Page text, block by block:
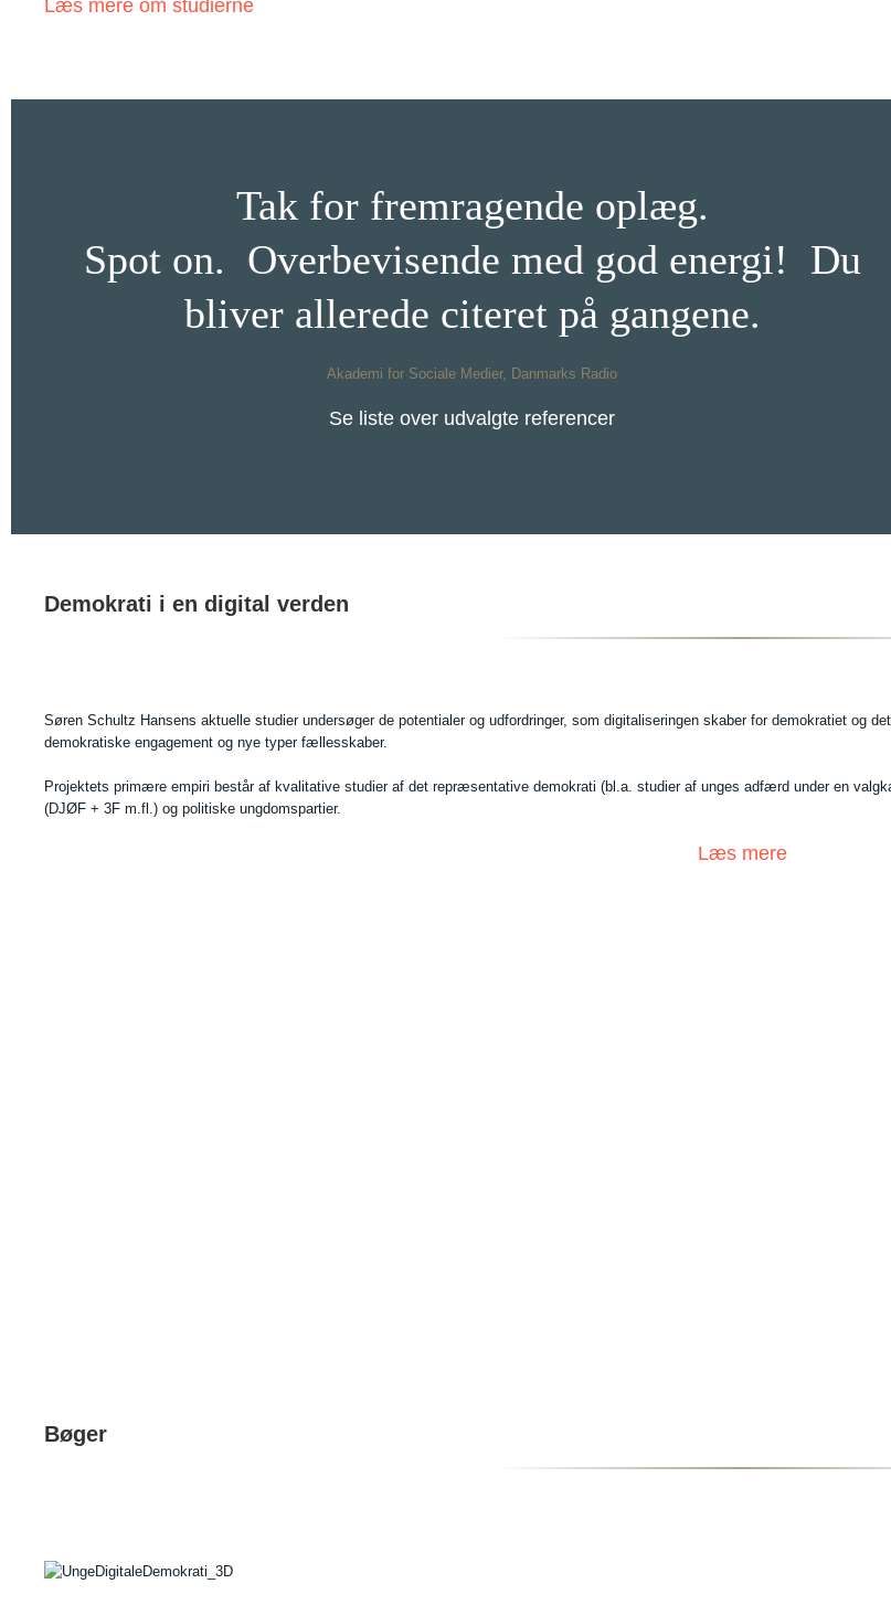
Læs mere om studierne
Tak for fremragende oplæg.
Spot on. Overbevisende med god energi! Du
bliver allerede citeret på gangene.
Akademi for Sociale Medier, Danmarks Radio
Se liste over udvalgte referencer
Demokrati i en digital verden
Søren Schultz Hansens aktuelle studier undersøger de potentialer og udfordringer, som digitaliseringen skaber for demokratiet og
demokratiske engagement og nye typer fællesskaber.
Projektets primære empiri består af kvalitative studier af det repræsentative demokrati (bl.a. studier af unges adfærd under en
(DJØF + 3F m.fl.) og politiske ungdomspartier.
Læs mere
Bøger